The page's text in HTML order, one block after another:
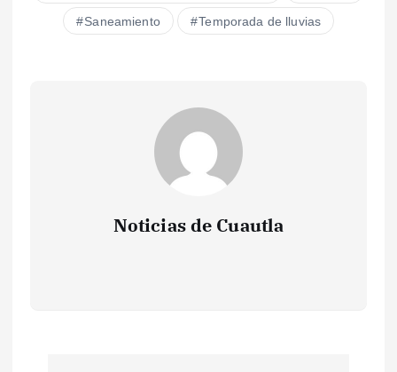
Saneamiento Temporada de lluvias
Noticias de Cuautla